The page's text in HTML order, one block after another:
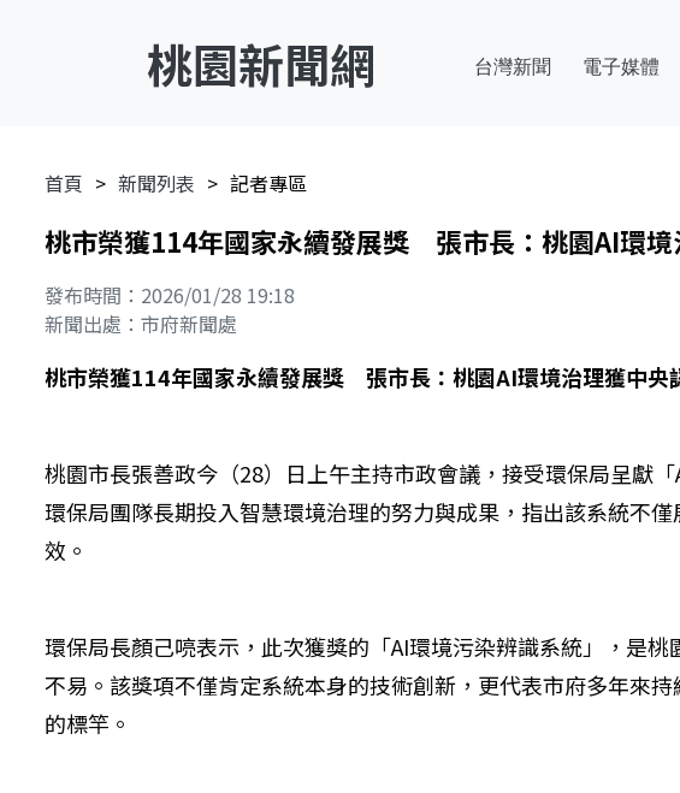
桃園新聞網 台灣新聞 電子媒體
首頁 新聞列表 記者專區
桃市榮獲114年國家永續發展獎 張市長：桃園AI環境
發布時間：2026/01/28 19:18
新聞出處：市府新聞處
桃市榮獲114年國家永續發展獎 張市長：桃園AI環境治理獲中央
桃園市長張善政今（28）日上午主持市政會議，接受環保局呈獻
環保局團隊長期投入智慧環境治理的努力與成果，指出該系統不
效。
環保局長顏己喨表示，此次獲獎的「AI環境污染辨識系統」，是
不易。該獎項不僅肯定系統本身的技術創新，更代表市府多年來
的標竿。